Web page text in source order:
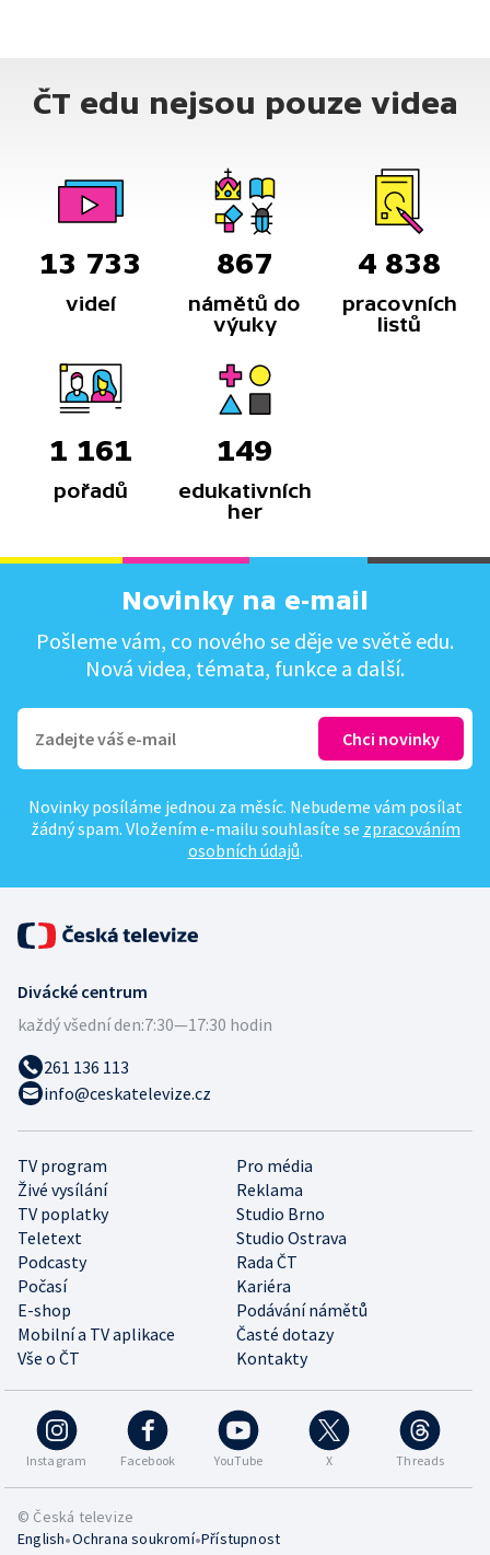
ČT edu nejsou pouze videa
13 733
videí
867
námětů do
výuky
4 838
pracovních
listů
1 161
pořadů
149
edukativních
her
Novinky na e-mail
Pošleme vám, co nového se děje ve světě edu.
Nová videa, témata, funkce a další.
Novinky posíláme jednou za měsíc. Nebudeme vám posílat
žádný spam. Vložením e-mailu souhlasíte se zpracováním
osobních údajů.